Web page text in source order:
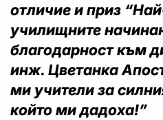
отличие и приз
училищните
благодарност към
инж. Цветанка
ми учители за
който ми дадоха!”